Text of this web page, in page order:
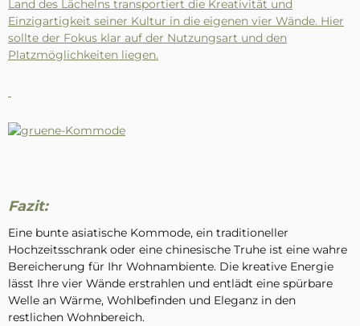
Land des Lächelns transportiert die Kreativität und
Einzigartigkeit seiner Kultur in die eigenen vier Wände. Hier
sollte der Fokus klar auf der Nutzungsart und den
Platzmöglichkeiten liegen.
Fazit:
Eine bunte asiatische Kommode, ein traditioneller
Hochzeitsschrank oder eine chinesische Truhe ist eine wahre
Bereicherung für Ihr Wohnambiente. Die kreative Energie
lässt Ihre vier Wände erstrahlen und entlädt eine spürbare
Welle an Wärme, Wohlbefinden und Eleganz in den
restlichen Wohnbereich.